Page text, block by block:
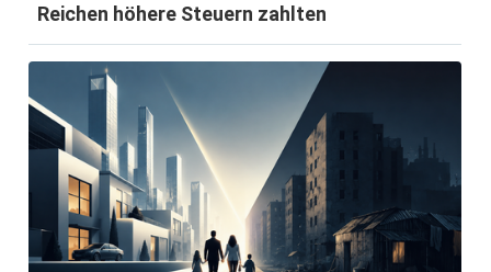
Reichen höhere Steuern zahlten